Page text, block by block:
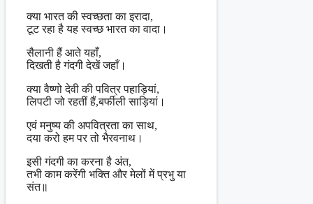
क्या भारत की स्वच्छता का इरादा,
टूट रहा है यह स्वच्छ भारत का वादा।
सैलानी हैं आते यहाँ,
दिखती है गंदगी देखें जहाँ।
क्या वैष्णो देवी की पवित्र पहाड़ियां,
लिपटी जो रहतीं हैं,बर्फीली साड़ियां।
एवं मनुष्य की अपवित्रता का साथ,
दया करो हम पर तो भैरवनाथ।
इसी गंदगी का करना है अंत,
तभी काम करेंगी भक्ति और मेलों में प्रभु या
संत॥